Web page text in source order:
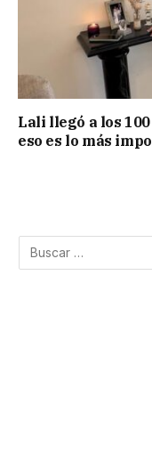
Lali llegó a los
eso es lo más